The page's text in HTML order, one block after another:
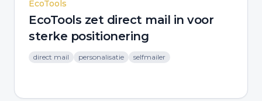
EcoTools
EcoTools zet direct mail in voor
sterke positionering
direct mail personalisatie selfmailer